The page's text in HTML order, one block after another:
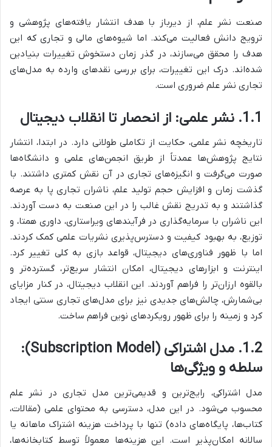
صنعت نشر علم، از دیرباز با هدف انتشار یافته‌های پژوهشی و
ترویج دانش فعالیت می‌کند. اما شیوه‌های مالی و تجاری که این
هدف را محقق می‌سازند، در گذر زمان دستخوش تغییرات بنیادین
شده‌اند. درک این تغییرات، برای بررسی نقدهای وارده به مدل‌های
تجاری نشر علم ضروری است.
1.1. نشر علمی: از انحصار تا انقلاب دیجیتال
تاریخچه نشر علمی، حکایت از تکاملی طولانی دارد. در ابتدا، انتشار
نتایج پژوهش‌ها عمدتاً از طریق انجمن‌های علمی و دانشگاه‌ها
صورت می‌گرفت و انگیزه‌های تجاری در آن نقش کمتری داشتند. با
گذشت زمان و افزایش حجم تولید علم، ناشران تجاری پا به عرصه
گذاشتند و به تدریج نقش غالب را در این صنعت به دست آوردند.
این ناشران با سرمایه‌گذاری در فرآیندهای ویراستاری، داوری همتا، و
توزیع، به بهبود کیفیت و دسترس‌پذیری نشریات علمی کمک کردند.
اما با ظهور فناوری‌های دیجیتال، قواعد بازی به کلی تغییر کرد.
اینترنت و ابزارهای دیجیتال، امکان انتشار سریع‌تر، گسترده‌تر و
بالقوه ارزان‌تر را فراهم آوردند. این انقلاب دیجیتال، در کنار مزایای
بی‌شمارش، چالش‌های جدیدی نیز برای مدل‌های تجاری سنتی ایجاد
کرد و زمینه را برای ظهور رویکردهای نوین فراهم ساخت.
1.2. مدل اشتراکی (Subscription Model):
سلطه و ویژگی‌ها
مدل اشتراکی، رایج‌ترین و قدیمی‌ترین مدل تجاری در نشر علم
محسوب می‌شود. در این مدل، دسترسی به محتوای علمی (مقالات،
کتاب‌ها، پایگاه‌های داده) تنها با پرداخت هزینه اشتراک ماهانه یا
سالانه امکان‌پذیر است. این هزینه‌ها معمولاً توسط کتابخانه‌ها،